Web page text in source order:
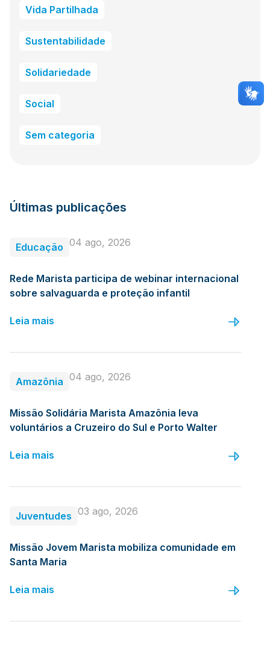
Vida Partilhada
Sustentabilidade
Solidariedade
Social
Sem categoria
Últimas publicações
Educação 04 ago, 2026
Rede Marista participa de webinar internacional
sobre salvaguarda e proteção infantil
Leia mais
Amazônia 04 ago, 2026
Missão Solidária Marista Amazônia leva
voluntários a Cruzeiro do Sul e Porto Walter
Leia mais
Juventudes 03 ago, 2026
Missão Jovem Marista mobiliza comunidade em
Santa Maria
Leia mais